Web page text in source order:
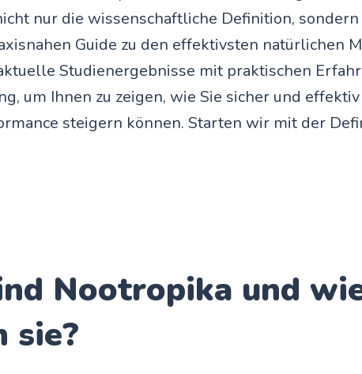
nur die wissenschaftliche Definition,
Guide zu den effektivsten natürlichen
Studienergebnisse mit praktischen
um Ihnen zu zeigen, wie Sie sicher und
steigern können. Starten wir mit der
Nootropika und
sie?